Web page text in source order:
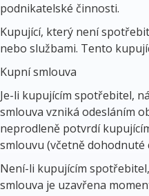
podnikatelské činnosti.
Kupující, který není
nebo službami. Tento
Kupní smlouva
Je-li kupujícím spotřebitel,
smlouva vzniká odesláním
neprodleně potvrdí
smlouvu (včetně dohodnuté
Není-li kupujícím
smlouva je uzavřena